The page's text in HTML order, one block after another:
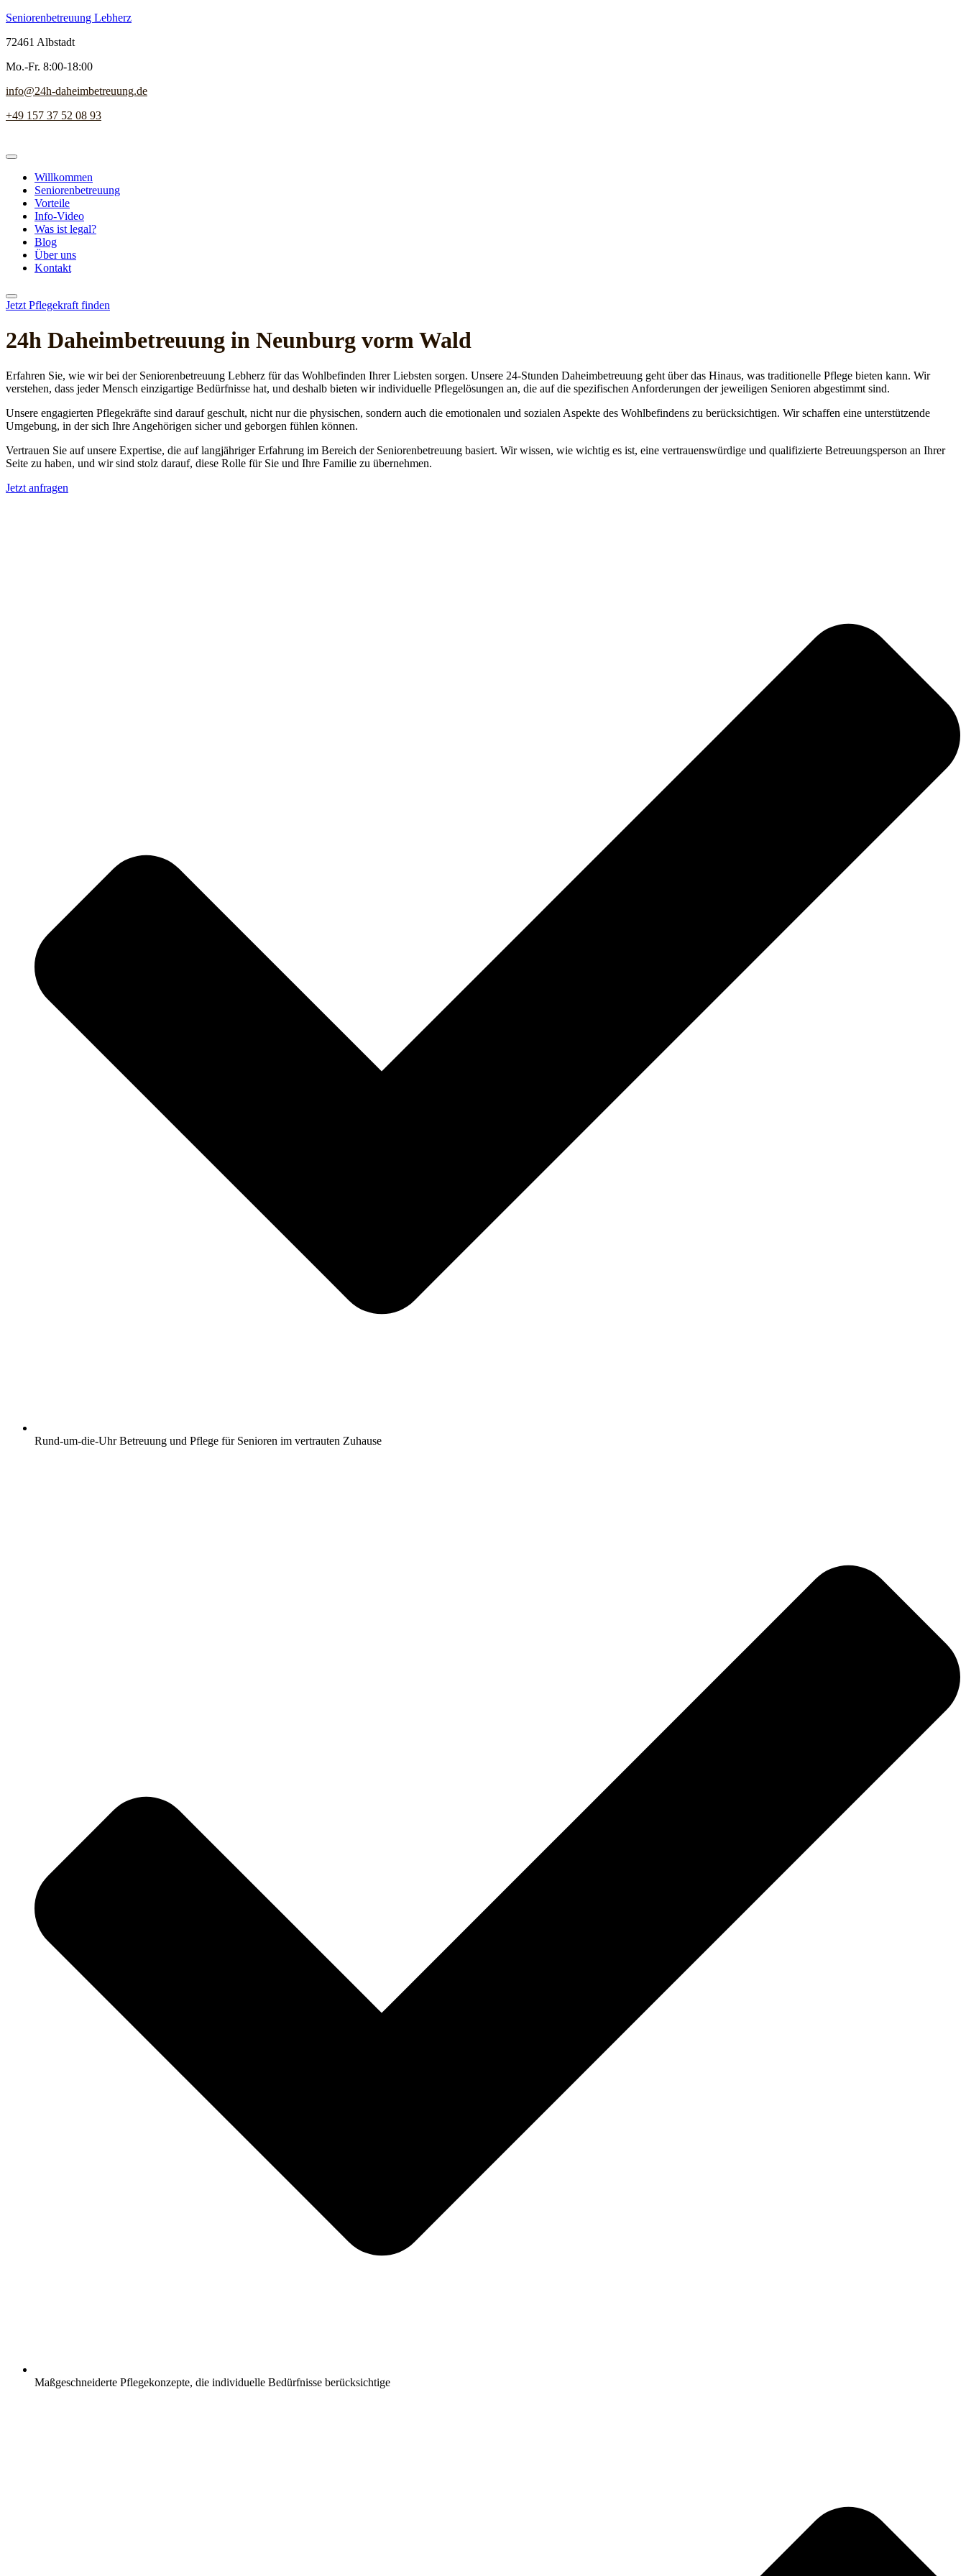
Seniorenbetreuung Lebherz
72461 Albstadt
Mo.-Fr. 8:00-18:00
info@24h-daheimbetreuung.de
+49 157 37 52 08 93
Willkommen
Seniorenbetreuung
Vorteile
Info-Video
Was ist legal?
Blog
Über uns
Kontakt
Jetzt Pflegekraft finden
24h Daheim­betreuung in Neunburg vorm Wald
Erfahren Sie, wie wir bei der Seniorenbetreuung Lebherz für das Wohlbefinden Ihrer Liebsten sorgen. Unsere 24-Stunden Daheimbetreuung geht über das Hinaus, was traditionelle Pflege bieten kann. Wir
verstehen, dass jeder Mensch einzigartige Bedürfnisse hat, und deshalb bieten wir individuelle Pflegelösungen an, die auf die spezifischen Anforderungen der jeweiligen Senioren abgestimmt sind.
Unsere engagierten Pflegekräfte sind darauf geschult, nicht nur die physischen, sondern auch die emotionalen und sozialen Aspekte des Wohlbefindens zu berücksichtigen. Wir schaffen eine unterstützende
Umgebung, in der sich Ihre Angehörigen sicher und geborgen fühlen können.
Vertrauen Sie auf unsere Expertise, die auf langjähriger Erfahrung im Bereich der Seniorenbetreuung basiert. Wir wissen, wie wichtig es ist, eine vertrauenswürdige und qualifizierte Betreuungsperson an Ihrer
Seite zu haben, und wir sind stolz darauf, diese Rolle für Sie und Ihre Familie zu übernehmen.
Jetzt anfragen
Rund-um-die-Uhr Betreuung und Pflege für Senioren im vertrauten Zuhause
Maßgeschneiderte Pflegekonzepte, die individuelle Bedürfnisse berücksichtige